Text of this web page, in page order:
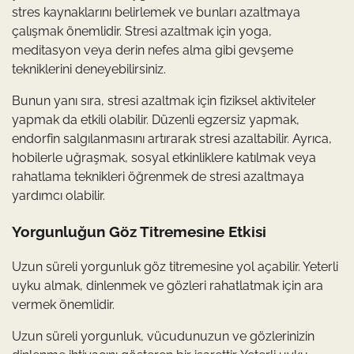
stres kaynaklarını belirlemek ve bunları azaltmaya
çalışmak önemlidir. Stresi azaltmak için yoga,
meditasyon veya derin nefes alma gibi gevşeme
tekniklerini deneyebilirsiniz.
Bunun yanı sıra, stresi azaltmak için fiziksel aktiviteler
yapmak da etkili olabilir. Düzenli egzersiz yapmak,
endorfin salgılanmasını artırarak stresi azaltabilir. Ayrıca,
hobilerle uğraşmak, sosyal etkinliklere katılmak veya
rahatlama teknikleri öğrenmek de stresi azaltmaya
yardımcı olabilir.
Yorgunluğun Göz Titremesine Etkisi
Uzun süreli yorgunluk göz titremesine yol açabilir. Yeterli
uyku almak, dinlenmek ve gözleri rahatlatmak için ara
vermek önemlidir.
Uzun süreli yorgunluk, vücudunuzun ve gözlerinizin